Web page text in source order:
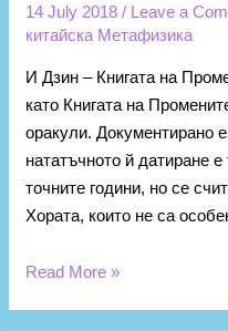
14 July 2018/ Leave a
китайска Метафизика
И Дзин – Книгата на
като Книгата на
оракули. Документирано
нататъчното й датиране
точните години, но се
Хората, които не са
Read More »